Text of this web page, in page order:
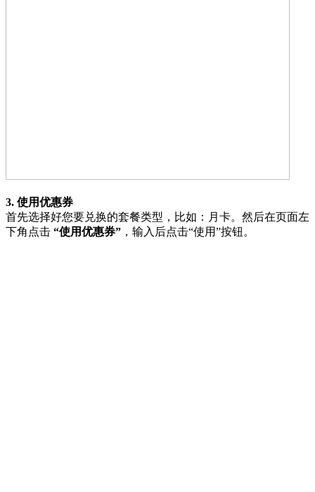
3. 使用优惠券
首先选择好您要兑换的套餐类型，比如：月卡。然后在页面左
下角点击 “使用优惠券” ，输入后点击“使用”按钮。